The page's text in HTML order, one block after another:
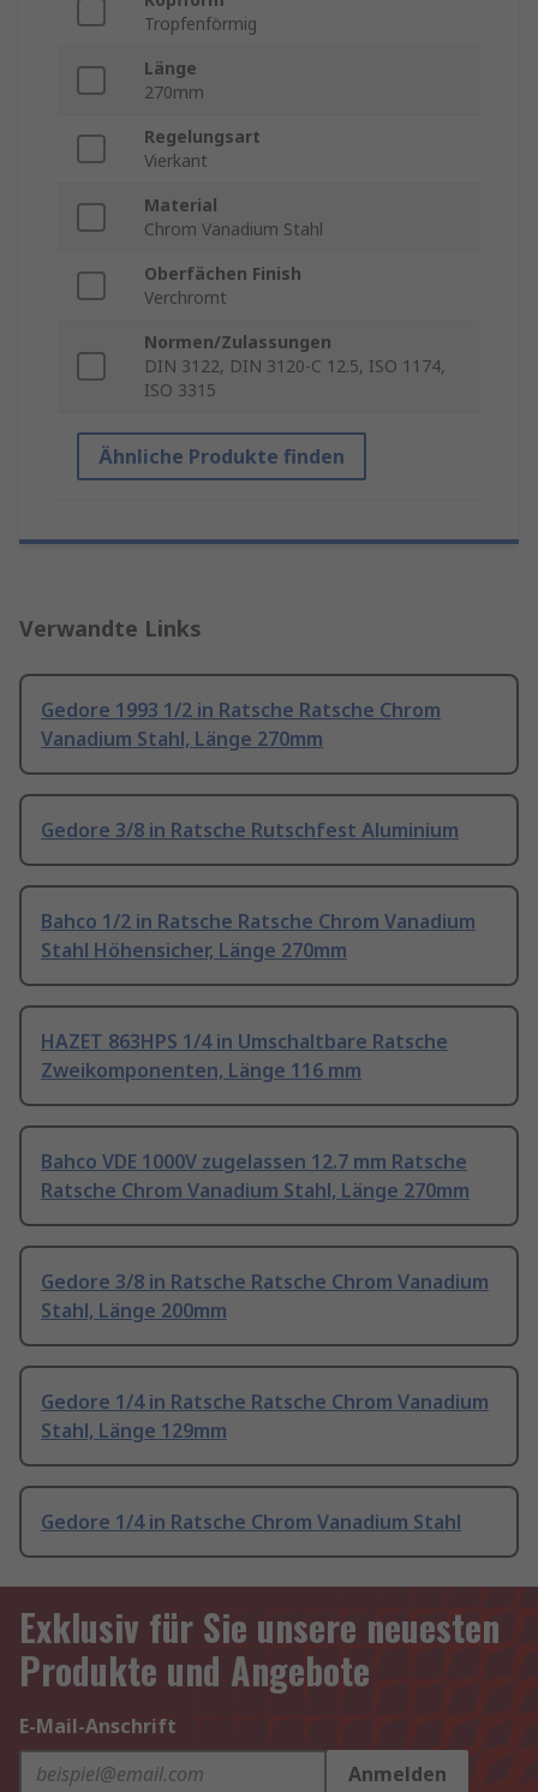
Tropfenförmig
Länge
270mm
Regelungsart
Vierkant
Material
Chrom Vanadium Stahl
Oberfächen Finish
Verchromt
Normen/Zulassungen
DIN 3122, DIN 3120-C 12.5, ISO 1174,
ISO 3315
Ähnliche Produkte finden
Verwandte Links
Gedore 1993 1/2 in Ratsche Ratsche Chrom
Vanadium Stahl, Länge 270mm
Gedore 3/8 in Ratsche Rutschfest Aluminium
Bahco 1/2 in Ratsche Ratsche Chrom Vanadium
Stahl Höhensicher, Länge 270mm
HAZET 863HPS 1/4 in Umschaltbare Ratsche
Zweikomponenten, Länge 116 mm
Bahco VDE 1000V zugelassen 12.7 mm Ratsche
Ratsche Chrom Vanadium Stahl, Länge 270mm
Gedore 3/8 in Ratsche Ratsche Chrom Vanadium
Stahl, Länge 200mm
Gedore 1/4 in Ratsche Ratsche Chrom Vanadium
Stahl, Länge 129mm
Gedore 1/4 in Ratsche Chrom Vanadium Stahl
Exklusiv für Sie unsere neuesten
Produkte und Angebote
E-Mail-Anschrift
Anmelden